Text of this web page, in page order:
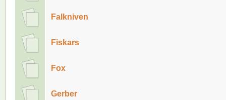
Falkniven
Fiskars
Fox
Gerber